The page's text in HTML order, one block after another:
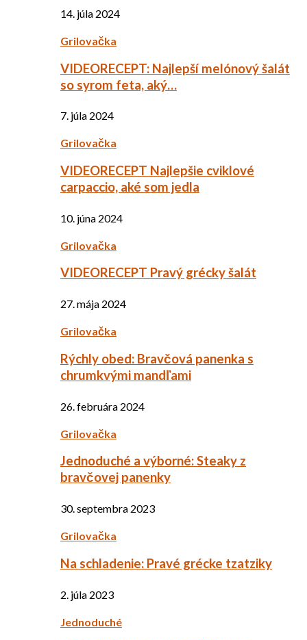
14. júla 2024
Grilovačka
VIDEORECEPT: Najlepší melónový šalát
so syrom feta, aký…
7. júla 2024
Grilovačka
VIDEORECEPT Najlepšie cviklové
carpaccio, aké som jedla
10. júna 2024
Grilovačka
VIDEORECEPT Pravý grécky šalát
27. mája 2024
Grilovačka
Rýchly obed: Bravčová panenka s
chrumkvými mandľami
26. februára 2024
Grilovačka
Jednoduché a výborné: Steaky z
bravčovej panenky
30. septembra 2023
Grilovačka
Na schladenie: Pravé grécke tzatziky
2. júla 2023
Jednoduché